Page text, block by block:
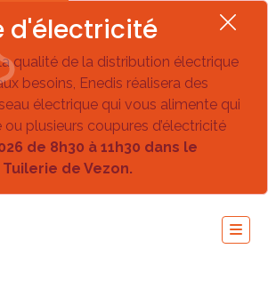
d'électricité
qualité de la distribution électrique
besoins, Enedis réalisera des
électrique qui vous alimente qui
plusieurs coupures d’électricité
de 8h30 à 11h30 dans le
de Vezon.